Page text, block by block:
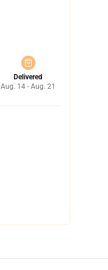
Delivered
Aug. 14 - Aug. 21